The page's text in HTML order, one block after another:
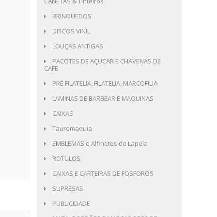
BRINQUEDOS
DISCOS VINIL
LOUÇAS ANTIGAS
PACOTES DE AÇUCAR E CHAVENAS DE
CAFE
PRÉ FILATELIA, FILATELIA, MARCOFILIA
LAMINAS DE BARBEAR E MAQUINAS
CAIXAS
Tauromaquia
EMBLEMAS e Alfinetes de Lapela
ROTULOS
CAIXAS E CARTEIRAS DE FOSFOROS
SUPRESAS
PUBLICIDADE